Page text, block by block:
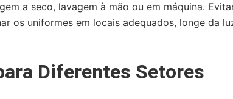
a seco, lavagem à mão ou em máquina.
os uniformes em locais adequados, longe da
Diferentes Setores